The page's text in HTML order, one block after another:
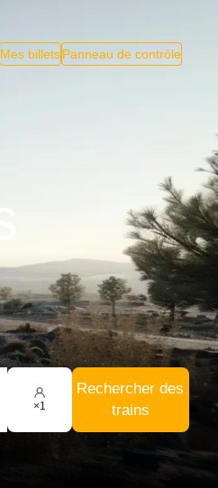
Mes billetsPanneau de contrôle
×1
Rechercher des
trains